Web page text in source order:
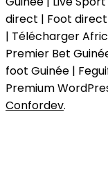
direct | Foot
| Télécharger
Premier Bet
foot Guinée |
Premium
Confordev.